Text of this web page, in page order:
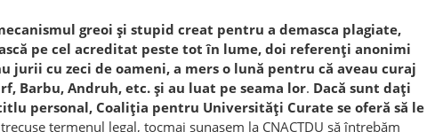
greoi și stupid creat pentru a demasca plagiate,
pe cel acreditat peste tot în lume, doi referenți anonimi
jurii cu zeci de oameni, a mers o lună pentru că aveau curaj
Barbu, Andruh, etc. și au luat pe seama lor. Dacă sunt dați
personal, Coaliția pentru Universități Curate se oferă să le
termenul legal, tocmai sunasem la CNACTDU să întrebăm